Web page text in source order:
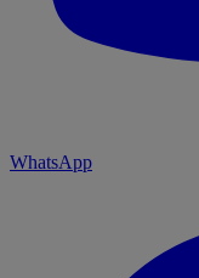
WhatsApp